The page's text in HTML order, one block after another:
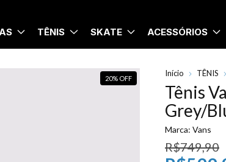
TÊNIS SKATE ACESSÓRIOS
20% OFF
Início TÊNIS
Tênis
Grey/
Marca: Vans
R$749,90